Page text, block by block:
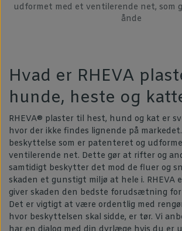
udformet med et ventilerende net, som
ånde
Hvad er RHEVA
hunde, heste og
RHEVA® plaster til hest, hund og kat er
hvor der ikke findes lignende på markedet.
beskyttelse som er patenteret og
ventilerende net. Dette gør at rifter og
samtidigt beskytter det mod de fluer og
skaden et gunstigt miljø at hele i. RHEVA
giver skaden den bedste forudsætning
Det er vigtigt at være ordentlig med
hvor beskyttelsen skal sidde, er tør. Vi